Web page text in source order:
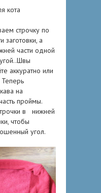
строчку по
заготовки, а
части одной
аккуратно или
Теперь
на
проймы.
в нижней
чтобы
угол.